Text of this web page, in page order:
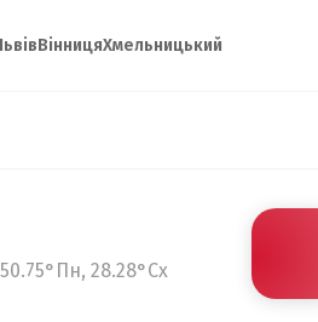
ВінницяХмельницький
28.28°Сх